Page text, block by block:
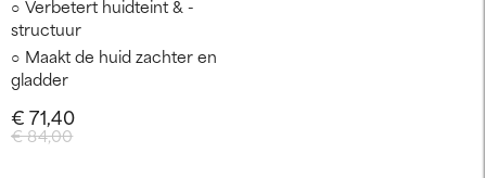
Verbetert huidteint & -
structuur
Maakt de huid zachter en
gladder
€ 84,00
€ 71,40